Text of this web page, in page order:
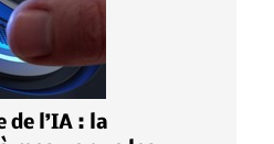
l’IA : la